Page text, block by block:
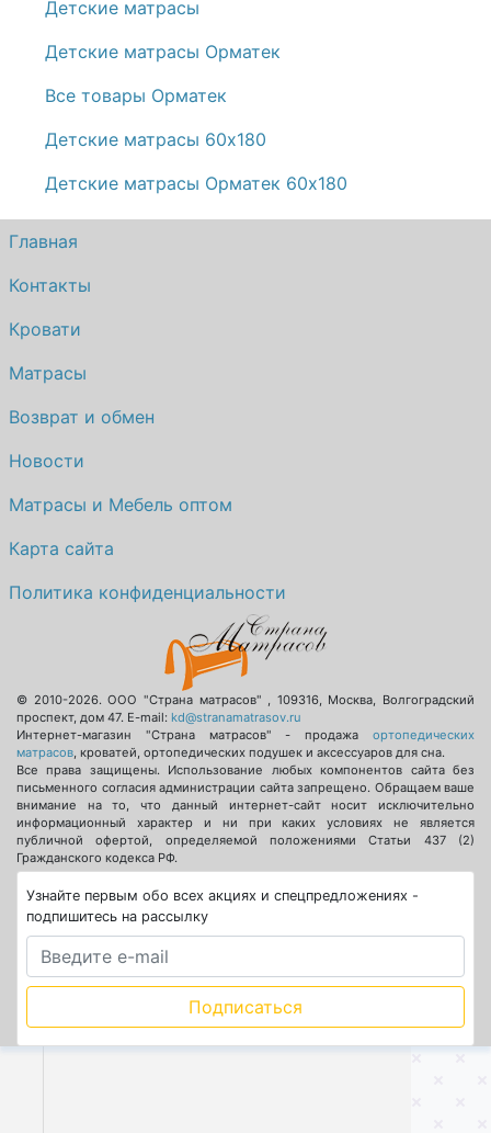
Детские матрасы
Детские матрасы Орматек
Все товары Орматек
Детские матрасы 60х180
Детские матрасы Орматек 60х180
Главная
Контакты
Кровати
Матрасы
Возврат и обмен
Новости
Матрасы и Мебель оптом
Карта сайта
Политика конфиденциальности
© 2010-2026.ООО "Страна матрасов" , 109316, Москва, Волгоградский
проспект, дом 47. E-mail: kd@stranamatrasov.ru
Интернет-магазин "Страна матрасов" - продажа ортопедических
матрасов, кроватей, ортопедических подушек и аксессуаров для сна.
Все права защищены. Использование любых компонентов сайта без
письменного согласия администрации сайта запрещено. Обращаем ваше
внимание на то, что данный интернет-сайт носит исключительно
информационный характер и ни при каких условиях не является
публичной офертой, определяемой положениями Статьи 437 (2)
Гражданского кодекса РФ.
Узнайте первым обо всех акциях и спецпредложениях -
подпишитесь на рассылку